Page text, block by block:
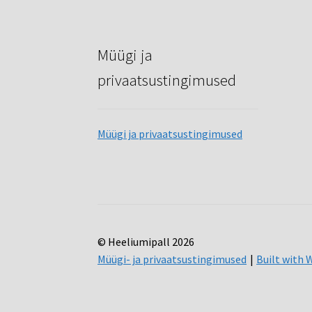
Müügi ja
privaatsustingimused
Müügi ja privaatsustingimused
© Heeliumipall 2026
Müügi- ja privaatsustingimused
Built with